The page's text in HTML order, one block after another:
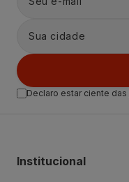
Declaro estar ciente das
Institucional